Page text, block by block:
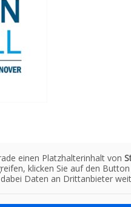
einen Platzhalterinhalt von
klicken Sie auf den
dabei Daten an Drittanbieter